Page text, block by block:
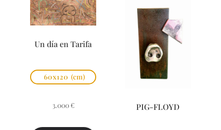
Un día en Tarifa
60x120 (cm)
3.000 € PIG-FLOYD